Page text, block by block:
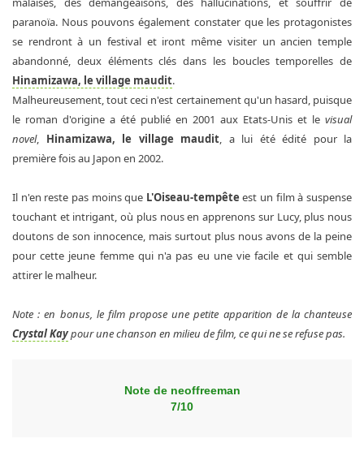
paranoïa. Nous pouvons également constater que les protagonistes
se rendront à un festival et iront même visiter un ancien temple
abandonné, deux éléments clés dans les boucles temporelles de
Hinamizawa, le village maudit.
Malheureusement, tout ceci n'est certainement qu'un hasard, puisque
le roman d'origine a été publié en 2001 aux Etats-Unis et le visual
novel, Hinamizawa, le village maudit, a lui été édité pour la
première fois au Japon en 2002.
Il n'en reste pas moins que L'Oiseau-tempête est un film à suspense
touchant et intrigant, où plus nous en apprenons sur Lucy, plus nous
doutons de son innocence, mais surtout plus nous avons de la peine
pour cette jeune femme qui n'a pas eu une vie facile et qui semble
attirer le malheur.
Note : en bonus, le film propose une petite apparition de la chanteuse
Crystal Kaypour une chanson en milieu de film, ce qui ne se refuse pas.
Note de neoffreeman
7/10